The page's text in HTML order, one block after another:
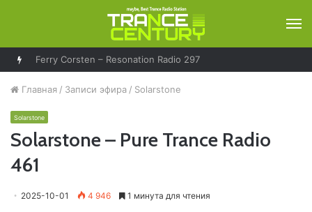
Ferry Corsten – Resonation Radio 297
Главная / Записи эфира / Solarstone
Solarstone
Solarstone – Pure Trance Radio
461
2025-10-01 4 946 1 минута для чтения